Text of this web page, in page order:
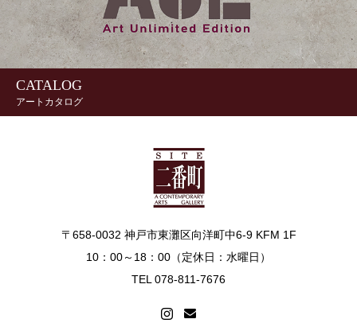
CATALOG
アートカタログ
〒658-0032 神戸市東灘区向洋町中6-9 KFM 1F
10：00～18：00（定休日：水曜日）
TEL 078-811-7676